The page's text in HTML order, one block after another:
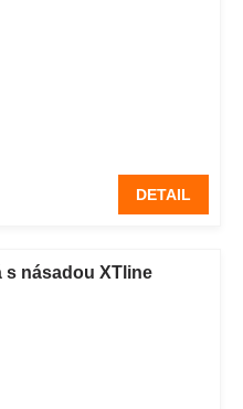
DETAIL
s násadou XTline